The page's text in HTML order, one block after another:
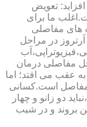
تعویض
ما برای
های مفاصلی
در مراحل
مفاصلی درمان
عقب می افتد؛ اما
مفاصل است.کسانی
دو زانو و چهار
بروند و در شیب